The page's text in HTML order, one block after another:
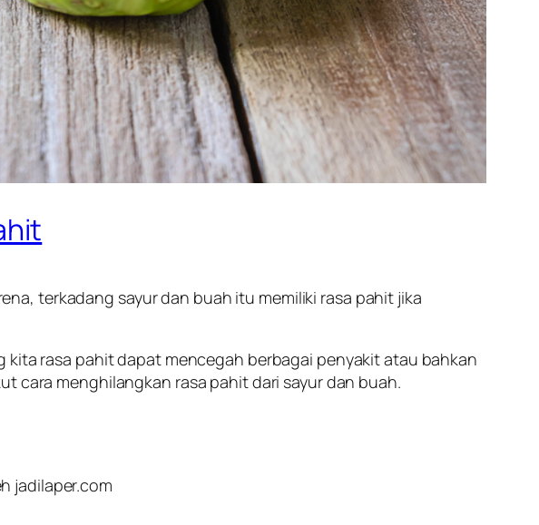
terkadang sayur dan buah itu memiliki rasa pahit jika
rasa pahit dapat mencegah berbagai penyakit atau bahkan
cara menghilangkan rasa pahit dari sayur dan buah.